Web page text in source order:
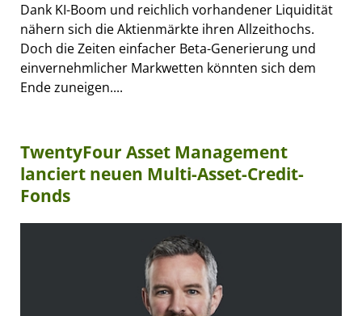
Dank KI-Boom und reichlich vorhandener Liquidität
nähern sich die Aktienmärkte ihren Allzeithochs.
Doch die Zeiten einfacher Beta-Generierung und
einvernehmlicher Markwetten könnten sich dem
Ende zuneigen....
TwentyFour Asset Management
lanciert neuen Multi-Asset-Credit-
Fonds